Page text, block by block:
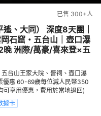
已售 300+人
、大同） 深度8天團｜
石窟・五台山｜壺口瀑
晚 洲際/萬豪/喜來登×五
台山王家大院、晉祠、壺口瀑
優惠 60-69歲每位減人民幣350
享用優惠，費用於當地退回)
據卡